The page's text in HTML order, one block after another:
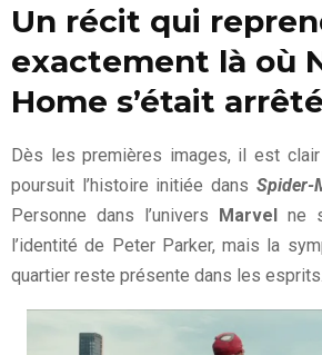
Un récit qui
exactement là où
Home s’était arrêté
Dès les premières images, il est clair
poursuit l’histoire initiée dans Spider-
Personne dans l’univers Marvel ne
l’identité de Peter Parker, mais la
quartier reste présente dans les esprits.